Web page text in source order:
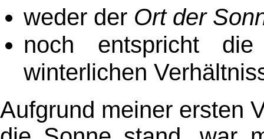
weder der Ort der
noch entspricht
winterlichen
Aufgrund meiner ersten